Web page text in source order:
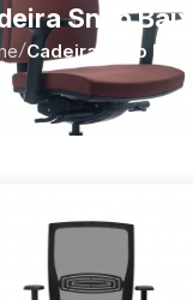
Snap Baixa
/Cadeira Snap Baixa